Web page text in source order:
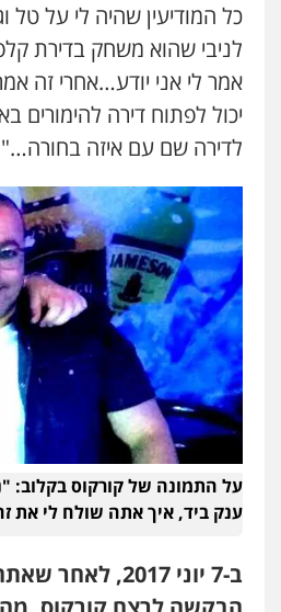
כל המודיעין שהיה לי על טל
לניבי שהוא משחק בדירת
אמר לי אני יודע…אחרי זה
יכול לפתוח דירה להימורים
לדירה שם עם איזה
על התמונה של קורקוס בקלוב:
ענק ביד, איך אתה שולח לי את
ב-7 יוני 2017,